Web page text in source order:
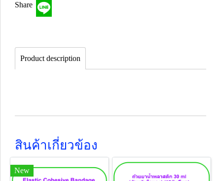
Share
Product description
สินค้าเกี่ยวข้อง
New